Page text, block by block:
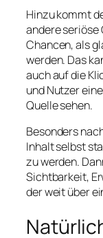
Hinzu kommt
andere seriöse
Chancen, als
werden. Das
auch auf die
und Nutzer
Quelle sehen.
Besonders
Inhalt selbst
zu werden.
Sichtbarkeit,
der weit über